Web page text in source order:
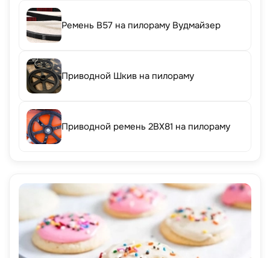
Ремень B57 на пилораму Вудмайзер
Приводной Шкив на пилораму
Приводной ремень 2BX81 на пилораму